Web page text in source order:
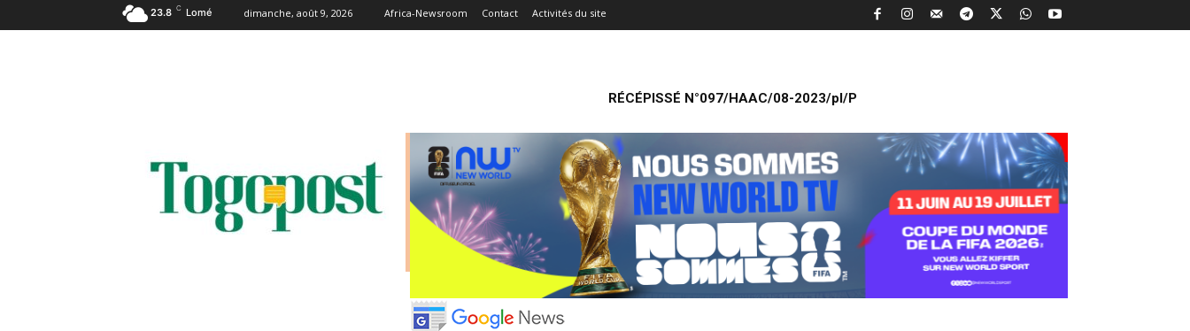
23.8 C Lomé dimanche, août 9, 2026 Africa-Newsroom Contact Activités du site
RÉCÉPISSÉ N°097/HAAC/08-2023/pl/P